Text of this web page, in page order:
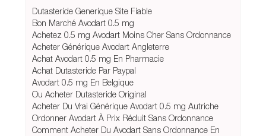
Dutasteride Generique Site Fiable
Bon Marché Avodart 0.5 mg
Achetez 0.5 mg Avodart Moins Cher Sans Ordonnance
Acheter Générique Avodart Angleterre
Achat Avodart 0.5 mg En Pharmacie
Achat Dutasteride Par Paypal
Avodart 0.5 mg En Belgique
Ou Acheter Dutasteride Original
Acheter Du Vrai Générique Avodart 0.5 mg Autriche
Ordonner Avodart À Prix Réduit Sans Ordonnance
Comment Acheter Du Avodart Sans Ordonnance En